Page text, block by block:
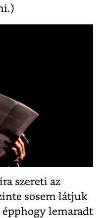
szereti az
sosem látjuk
lemaradt